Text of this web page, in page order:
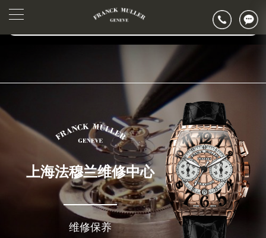
▲
▼
2026年6月法穆兰上海市售后服务网络优化升级公告
2026年6月上海市法穆兰官方售后客户服务热线：400-006-0073
节假日正常营业！
上海法穆兰维修中心
维修保养